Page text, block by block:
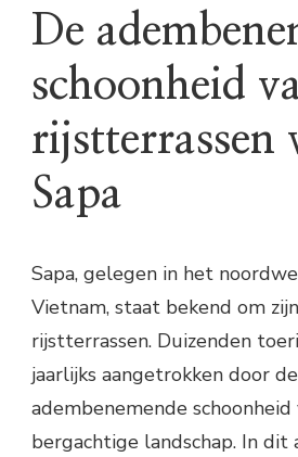
De
schoonheid
rijstterrassen
Sapa
Sapa, gelegen in het
Vietnam, staat bekend om
rijstterrassen. Duizenden
jaarlijks aangetrokken door de
adembenemende
bergachtige landschap. In